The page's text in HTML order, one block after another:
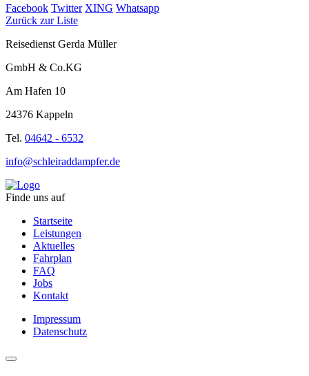
Facebook Twitter XING Whatsapp
Zurück zur Liste
Reisedienst Gerda Müller
GmbH & Co.KG
Am Hafen 10
24376 Kappeln
Tel. 04642 - 6532
info@schleiraddampfer.de
Finde uns auf
Startseite
Leistungen
Aktuelles
Fahrplan
FAQ
Jobs
Kontakt
Impressum
Datenschutz